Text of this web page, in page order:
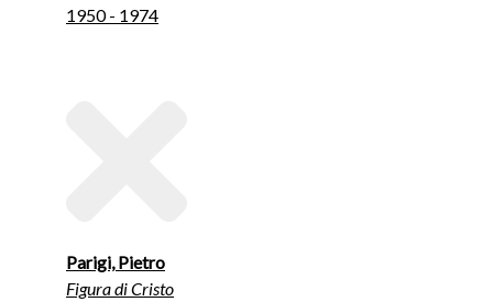
1950 - 1974
Parigi, Pietro
Figura di Cristo